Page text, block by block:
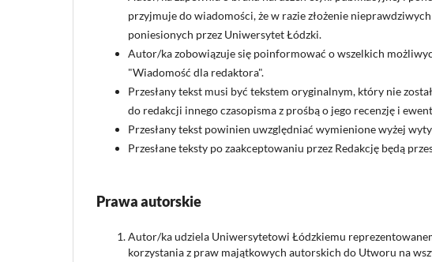
przyjmuje do wiadomości, że w razie złożenie
poniesionych przez Uniwersytet Łódzki.
Autor/ka zobowiązuje się poinformować o wszelkich
"Wiadomość dla redaktora".
Przesłany tekst musi być tekstem oryginalnym, który nie
do redakcji innego czasopisma z prośbą o jego recenzję i
Przesłany tekst powinien uwzględniać wymienione wyżej
Przesłane teksty po zaakceptowaniu przez Redakcję będą
Prawa autorskie
Autor/ka udziela Uniwersytetowi Łódzkiemu
korzystania z praw majątkowych autorskich do Utworu na